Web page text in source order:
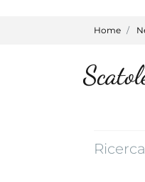
Home